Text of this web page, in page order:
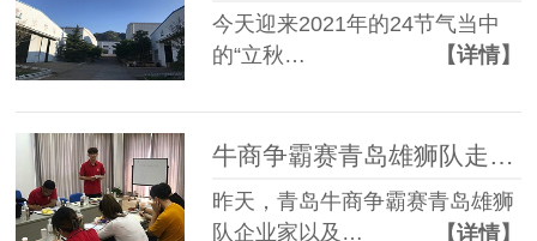
今天迎来2021年的24节气当中
的“立秋…
【详情】
昨天，青岛牛商争霸赛青岛雄狮
队企业家以及…
【详情】